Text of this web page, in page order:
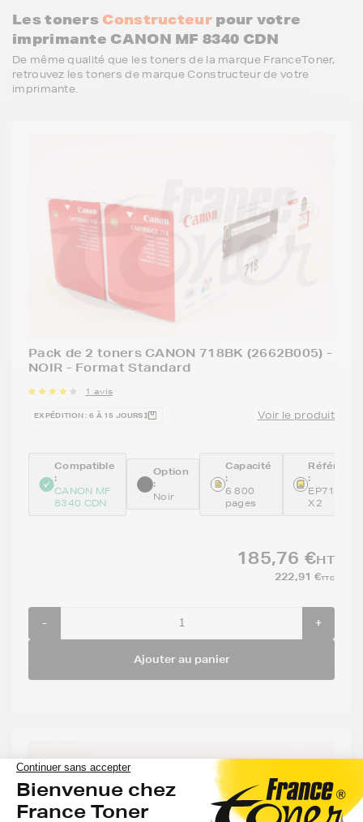
Les toners Constructeurpour votre
imprimante CANON MF 8340 CDN
De même qualité que les toners de la marque FranceToner,
retrouvez les toners de marque Constructeur de votre
imprimante.
Pack de 2 toners CANON 718BK (2662B005) -
NOIR - Format Standard
1 avis
EXPÉDITION : 6 À 15 JOURS Voir le produit
Compatible
:
CANON MF
8340 CDN
Option
:
Noir
Capacité
:
6 800
pages
Référence
:
EP718BK-
X2
185,76 €HT
222,91 €TTC
- +
Ajouter au panier